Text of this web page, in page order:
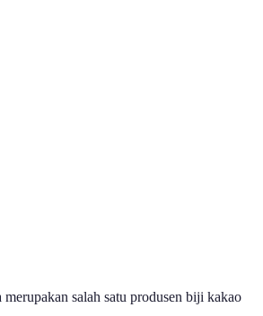
salah satu produsen biji kakao